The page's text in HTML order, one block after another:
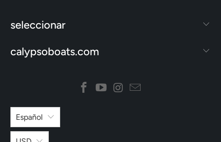
seleccionar
calypsoboats.com
Español